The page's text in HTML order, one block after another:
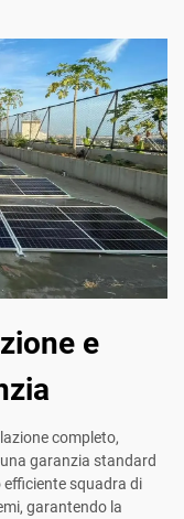
e
completo,
garanzia standard
squadra di
garantendo la